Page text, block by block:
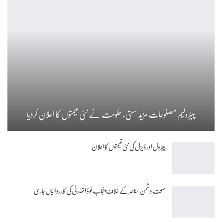
پیٹرولیم مصنوعات مزید سستی، حکومت نے نئی قیمتوں کا اعلان کردیا
پیٹرول اور ڈیزل کی نئی قیمتوں کا اعلان
صحت دشمن عناصر کے خلاف پنجاب فوڈ اتھارٹی کی کارروائیاں جاری